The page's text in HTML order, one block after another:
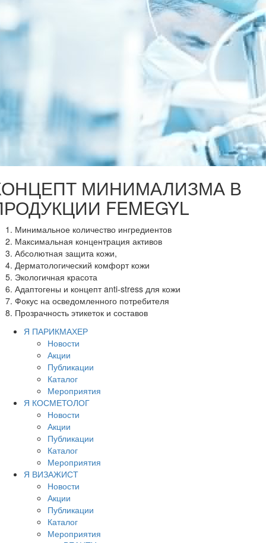
МИНИМАЛИЗМА В
FEMEGYL
Минимальное количество ингредиентов
Максимальная концентрация активов
Абсолютная защита кожи,
Дерматологический комфорт кожи
Экологичная красота
Адаптогены и концепт anti-stress для кожи
Фокус на осведомленного потребителя
Прозрачность этикеток и составов
Я ПАРИКМАХЕР
Новости
Акции
Публикации
Каталог
Мероприятия
Я КОСМЕТОЛОГ
Новости
Акции
Публикации
Каталог
Мероприятия
Я ВИЗАЖИСТ
Новости
Акции
Публикации
Каталог
Мероприятия